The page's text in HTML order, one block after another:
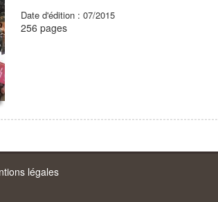
Date d'édition : 07/2015
256 pages
légales